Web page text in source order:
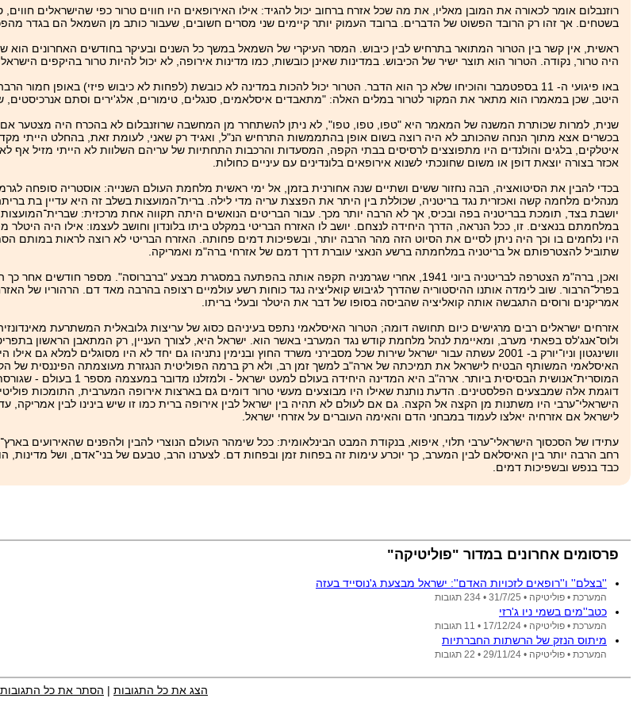
רוזנבלום אומר לכאורה את המובן מאליו, את מה שכל אזרח ברחוב יכול להגיד: אילו האירופאים היו חווים טרור כפי שהישראלים
בשטחים. אך זהו רק הרובד הפשוט של הדברים. ברובד העמוק יותר קיימים שני מסרים חשובים, שעבור כותב מן השמאל הם בגדר
ראשית, אין קשר בין הטרור המתואר בתרחיש לבין כיבוש. המסר העיקרי של השמאל במשך כל השנים ובעיקר בחודשים האחרונים הוא
היה טרור, נקודה. הטרור הוא תוצר ישיר של הכיבוש. במדינות שאינן כובשות, כמו מדינות אירופה, לא יכול להיות טרור בהיקפים
באו פיגועי ה- 11 בספטמבר והוכיחו שלא כך הוא הדבר. הטרור יכול להכות במדינה לא כובשת (לפחות לא כיבוש פיזי) באופן
היטב, שכן במאמרו הוא מתאר את המקור לטרור במלים האלה: "מתאבדים איסלאמים, סנגלים, טימורים, אלג'ירים וסתם אנרכיסטים,
שנית, למרות שכותרת המשנה של המאמר היא "טפו, טפו, טפו", לא ניתן להשתחרר מן המחשבה שרוזנבלום לא בהכרח היה מצטער
בכשרים אצא מתוך הנחה שהכותב לא היה רוצה בשום אופן בהתממשות התרחיש הנ"ל, ואגיד רק שאני, לעומת זאת, בהחלט הייתי
איטלקים, בלגים והולנדים היו מתפוצצים לרסיסים בבתי הקפה, המסעדות והרכבות התחתיות של עריהם השלוות לא הייתי מזיל אף
אכזר בצורה יוצאת דופן או משום שחונכתי לשנוא אירופאים בלונדינים עם עיניים כחולות.
בכדי להבין את הסיטואציה, הבה נחזור ששים ושתיים שנה אחורנית בזמן, אל ימי ראשית מלחמת העולם השנייה: אוסטריה סופחה
מנהלים מלחמה קשה ואכזרית נגד בריטניה, שכוללת בין היתר את הפצצת עריה מדי לילה. ברית־המועצות בשלב זה היא עדיין בת
יושבת בצד, תומכת בבריטניה בפה ובכיס, אך לא הרבה יותר מכך. עבור הבריטים הנואשים היתה תקווה אחת מרכזית:
במלחמתם בנאצים. זו, ככל הנראה, הדרך היחידה לנצחם. יושב לו האזרח הבריטי במקלט ביתו בלונדון וחושב לעצמו: אילו היה היטלר
היו נלחמים בו וכך היה ניתן לסיים את הסיוט הזה מהר הרבה יותר, ובשפיכות דמים פחותה. האזרח הבריטי לא רוצה לראות במותם
שתוביל להצטרפותם אל בריטניה במלחמתה ברשע הנאצי עוברת דרך דמם של אזרחי ברה"מ ואמריקה.
ואכן, ברה"מ הצטרפה לבריטניה ביוני 1941, אחרי שגרמניה תקפה אותה בהפתעה במסגרת מבצע "ברברוסה".
בפרל־הרבור. שוב לימדה אותנו ההיסטוריה שהדרך לגיבוש קואליציה נגד כוחות רשע עולמיים רצופה בהרבה מאד דם. הרהוריו של
אמריקנים ורוסים התגבשה אותה קואליציה שהביסה בסופו של דבר את היטלר ובעלי בריתו.
אזרחים ישראלים רבים מרגישים כיום תחושה דומה; הטרור האיסלאמי נתפס בעיניהם כסוג של עריצות גלובאלית המשתרעת
ולוס־אנג'לס בפאתי מערב, ומאיימת לנהל מלחמת קודש נגד המערבי באשר הוא. ישראל היא, לצורך העניין, רק המתאבן הראשון
וושינגטון וניו־יורק ב- 2001 עשתה עבור ישראל שירות שכל מסבירני משרד החוץ ובנימין נתניהו גם יחד לא היו מסוגלים למלא
האיסלאמי המשותף הבטיח לישראל את תמיכתה של ארה"ב למשך זמן רב, ולא רק ברמה הפוליטית הנגזרת מעוצמתה הפיננסית של
המוסרית־אנושית הבסיסית ביותר.
דוגמת אלה שמבצעים הפלסטינים. הדעת נותנת שאילו היו מבוצעים מעשי טרור דומים גם בארצות אירופה המערבית, התומכות
הישראלי־ערבי היו משתנות מן הקצה אל הקצה. גם אם לעולם לא תהיה בין ישראל לבין אירופה ברית כמו זו שיש בינינו לבין אמריקה,
לישראל אם אזרחיה יאלצו לעמוד במבחני הדם והאימה העוברים על אזרחי ישראל.
עתידו של הסכסוך הישראלי־ערבי תלוי, איפוא, בנקודת המבט הבינלאומית: ככל שימהר העולם הנוצרי להבין ולהפנים שהאירועים
רחב הרבה יותר בין האיסלאם לבין המערב, כך יוכרע עימות זה בפחות זמן ובפחות דם. לצערנו הרב, טבעם של בני־אדם, ושל
כבד בנפש ובשפיכות דמים.
פרסומים אחרונים במדור "פוליטיקה"
''בצלם'' ו''רופאים לזכויות האדם'': ישראל מבצעת ג'נוסייד בעזה
המערכת • פוליטיקה • 31/7/25 • 234 תגובות
כטב''מים בשמי ניו ג'רזי
המערכת • פוליטיקה • 17/12/24 • 11 תגובות
מיתוס הנזק של הרשתות החברתיות
המערכת • פוליטיקה • 29/11/24 • 22 תגובות
הצג את כל התגובות | הסתר את כל התגובות